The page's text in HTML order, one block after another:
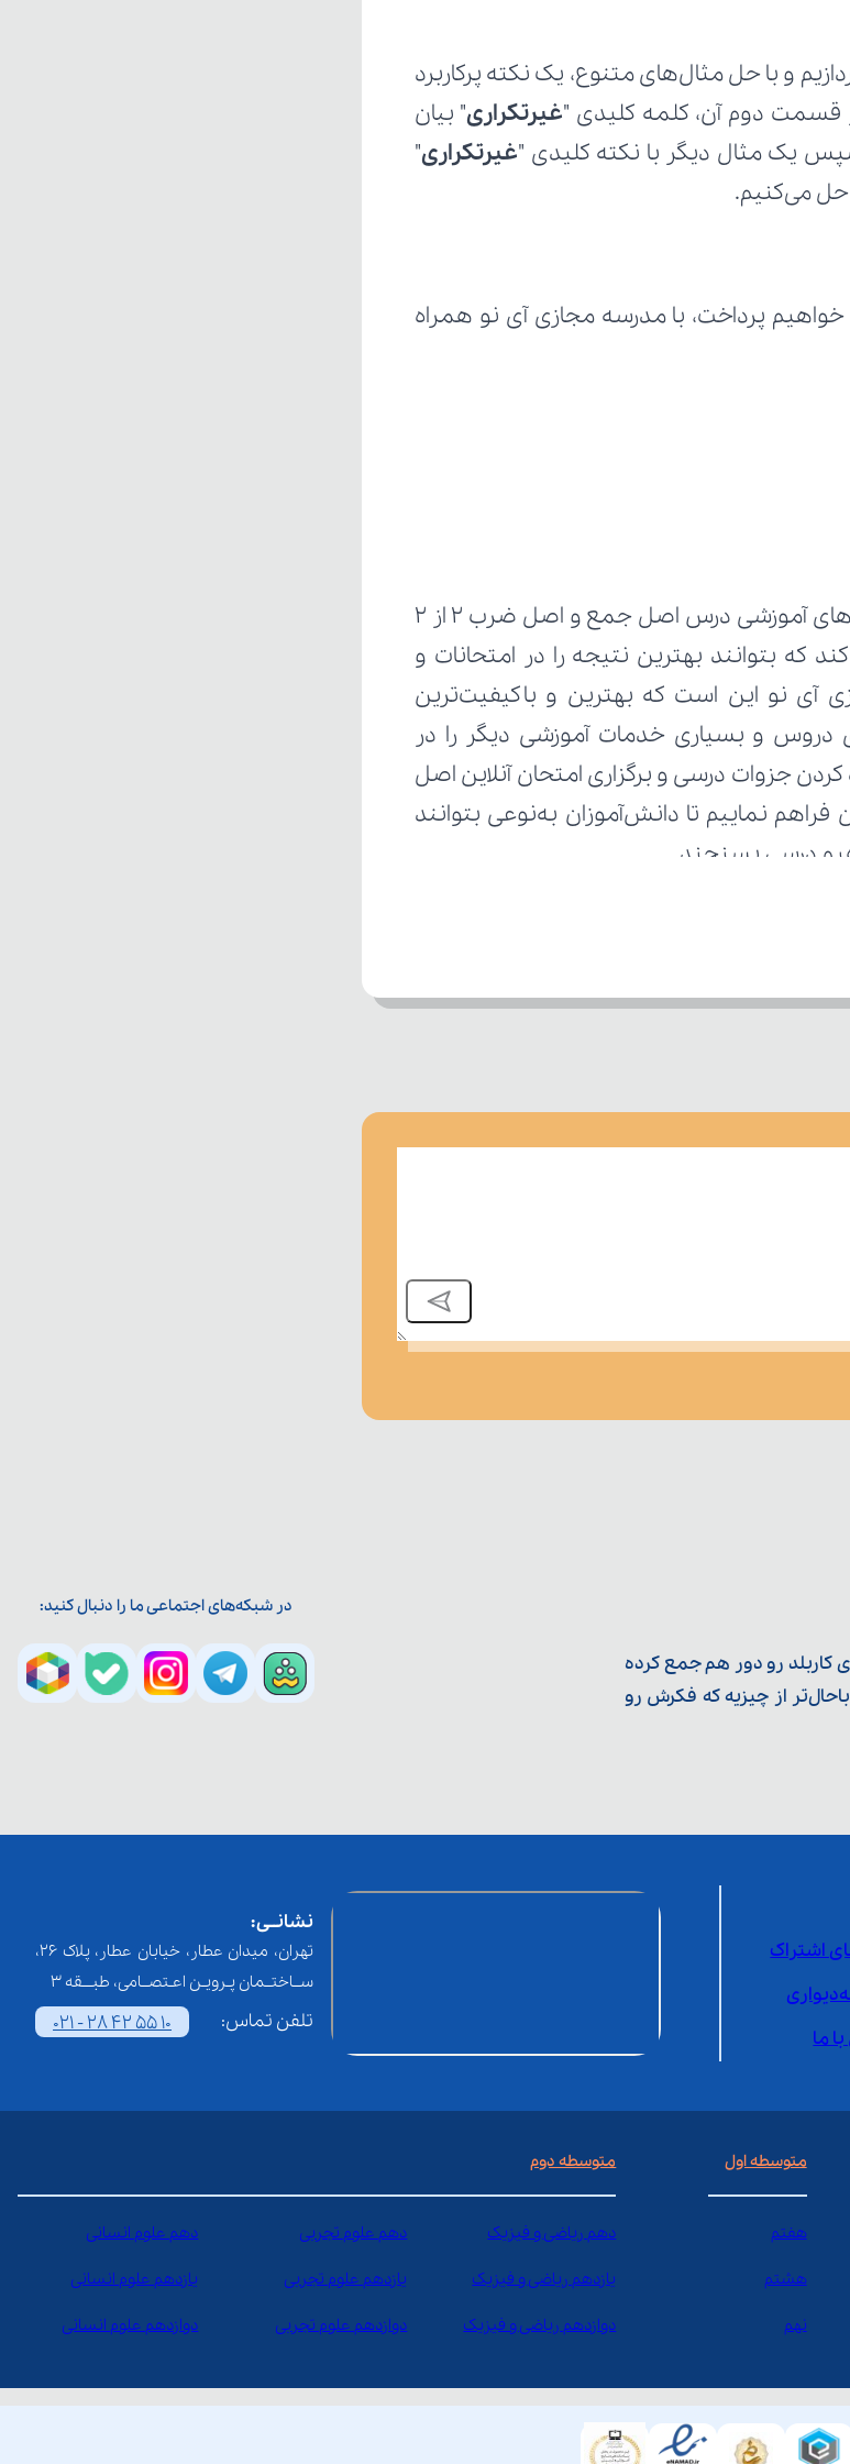
قسمت دوم آن، کلمه کلیدی "غیرتکراری
یک مثال دیگر با نکته کلیدی "غیرتکراری
حل می‌کنیم.
درسی بسنجند.
کاربلد رو دور هم جمع کرده
از چیزیه که فکرش رو
در شبکه‌های اجتماعی ما را دنبال کنید:
اشتراک
ما
نشانــی:
تهران، میدان عطار، خیابان عطار، پلاک 26،
ســاختــمان پـرویـن اعـتصــامی، طبـــقه 3
تلفن تماس: 021 - 28 42 55 10
متوسطه اول
هفتم
هشتم
نهم
متوسطه دوم
دهم ریاضی و فیزیک دهم علوم تجربی دهم علوم انسانی
یازدهم ریاضی و فیزیک یازدهم علوم تجربی یازدهم علوم انسانی
دوازدهم ریاضی و فیزیک دوازدهم علوم تجربی دوازدهم علوم انسانی